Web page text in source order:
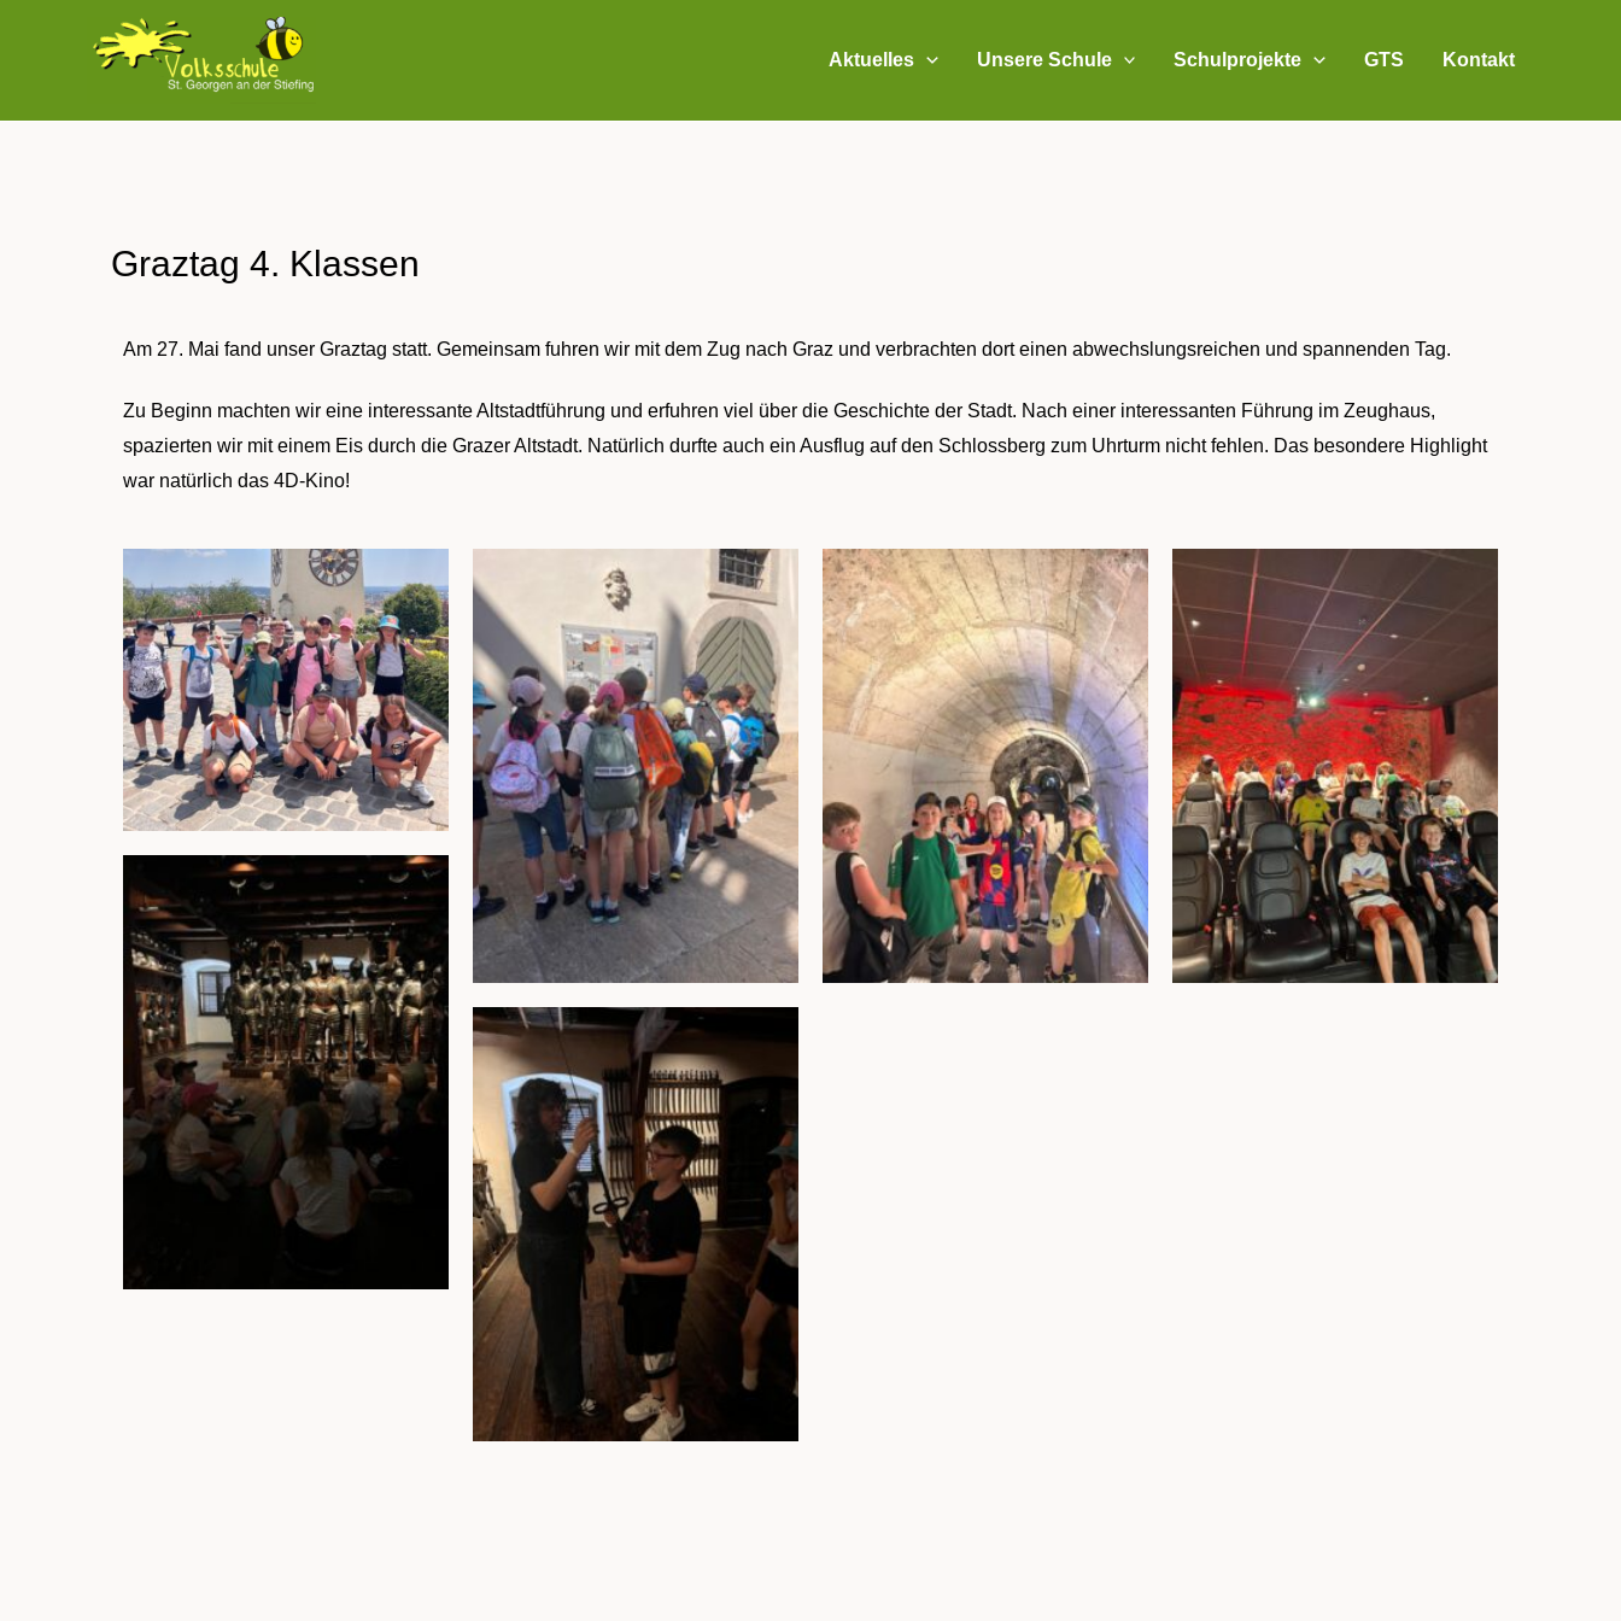
Aktuelles Unsere Schule Schulprojekte GTS Kontakt
Graztag 4. Klassen
Am 27. Mai fand unser Graztag statt. Gemeinsam fuhren wir mit dem Zug nach Graz und verbrachten dort einen abwechslungsreichen und spannenden Tag.
Zu Beginn machten wir eine interessante Altstadtführung und erfuhren viel über die Geschichte der Stadt. Nach einer interessanten Führung im Zeughaus,
spazierten wir mit einem Eis durch die Grazer Altstadt. Natürlich durfte auch ein Ausflug auf den Schlossberg zum Uhrturm nicht fehlen. Das besondere Highlight
war natürlich das 4D-Kino!